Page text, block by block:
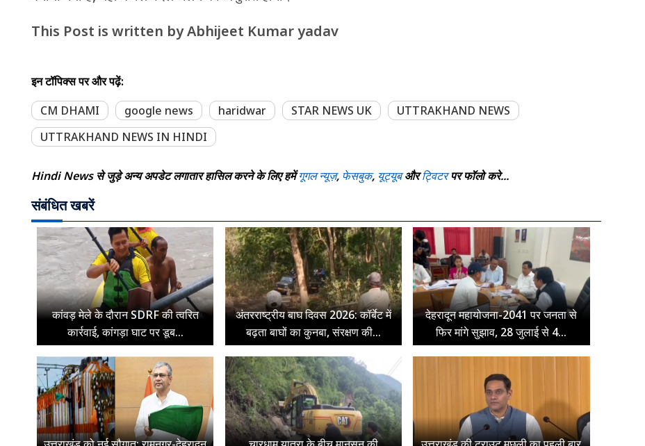
This Post is written by Abhijeet Kumar yadav
इन टॉपिक्स पर और पढ़ें:
CM DHAMI
google news haridwar STAR NEWS UK
UTTRAKHAND NEWS
UTTRAKHAND NEWS IN HINDI
Hindi News से जुड़े अन्य अपडेट लगातार हासिल करने के लिए हमेंगूगल न्यूज़, फेसबुक, यूट्यूबऔरट्विटरपर फॉलो करे...
संबंधित खबरें
कांवड़ मेले के दौरान SDRF की त्वरित
कार्रवाई, कांगड़ा घाट पर डूब...
अंतरराष्ट्रीय बाघ दिवस 2026: कॉर्बेट में
बढ़ता बाघों का कुनबा, संरक्षण की...
देहरादून महायोजना-2041 पर जनता से
फिर मांगे सुझाव, 28 जुलाई से 4...